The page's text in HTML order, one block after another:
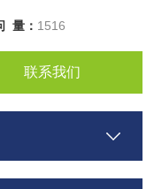
量： 1516
联系我们